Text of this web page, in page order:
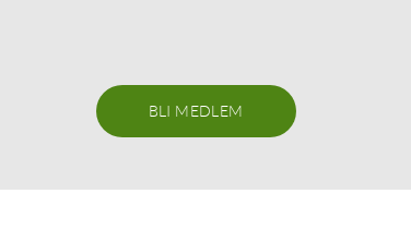
BLI MEDLEM